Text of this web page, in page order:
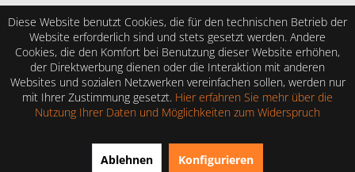
Diese Website benutzt Cookies, die für den technischen Betrieb der
Website erforderlich sind und stets gesetzt werden. Andere
Cookies, die den Komfort bei Benutzung dieser Website erhöhen,
der Direktwerbung dienen oder die Interaktion mit anderen
Websites und sozialen Netzwerken vereinfachen sollen, werden nur
mit Ihrer Zustimmung gesetzt. Hier erfahren Sie mehr über die
Nutzung Ihrer Daten und Möglichkeiten zum Widerspruch
Ablehnen Konfigurieren
SEHR GUT (4.86 / 5)
Bewertungen bei: shopauskunft.de, google.com, shopvote.de ⓘ
Informationen zur Echtheit der Bewertungen